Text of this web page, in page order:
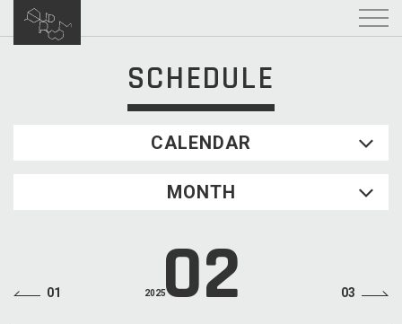
SCHEDULE
CALENDAR
WED
5
9
11 12
15
MONTH
202502
01 03